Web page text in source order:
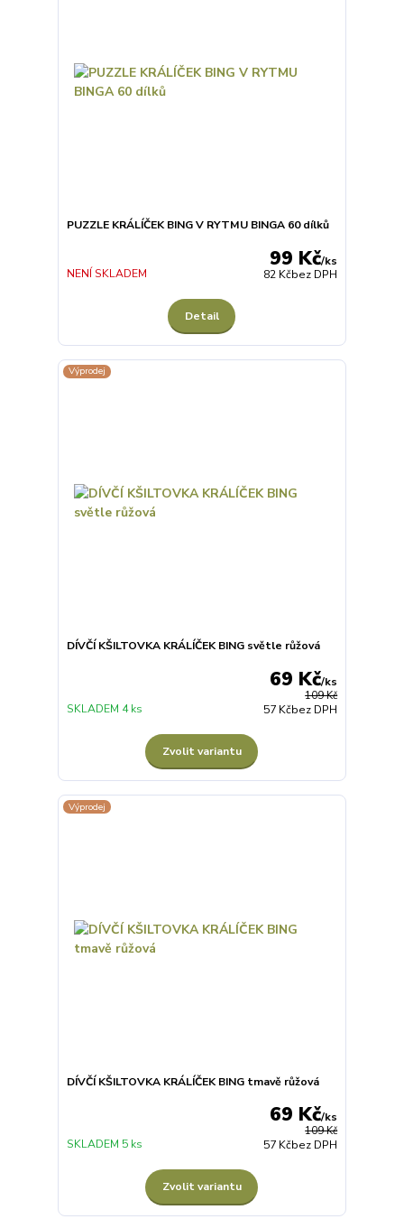
PUZZLE KRÁLÍČEK BING V RYTMU BINGA 60 dílků
99 Kč/ks
82 Kčbez DPH
NENÍ SKLADEM
Detail
Výprodej
DÍVČÍ KŠILTOVKA KRÁLÍČEK BING světle růžová
109 Kč
69 Kč/ks
57 Kčbez DPH
SKLADEM 4 ks
Zvolit variantu
Výprodej
DÍVČÍ KŠILTOVKA KRÁLÍČEK BING tmavě růžová
109 Kč
69 Kč/ks
57 Kčbez DPH
SKLADEM 5 ks
Zvolit variantu